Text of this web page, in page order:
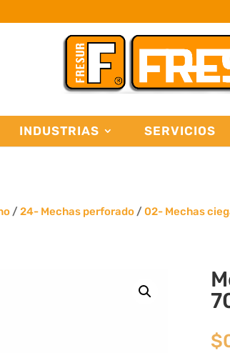
INDUSTRIAS SERVICIOS
/24- Mechas perforado /02- Mechas
$